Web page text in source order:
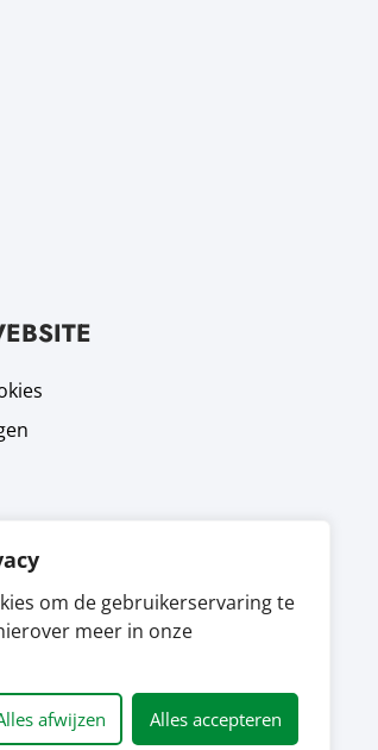
om de gebruikerservaring te
meer in onze
afwijzen Alles accepteren